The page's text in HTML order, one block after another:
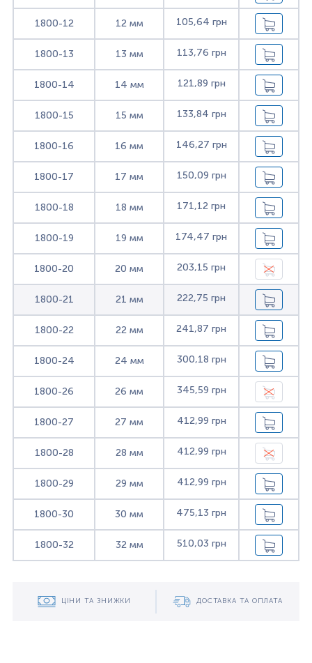
1800-12 12 мм 105,64 грн
1800-13 13 мм 113,76 грн
1800-14 14 мм 121,89 грн
1800-15 15 мм 133,84 грн
1800-16 16 мм 146,27 грн
1800-17 17 мм 150,09 грн
1800-18 18 мм 171,12 грн
1800-19 19 мм 174,47 грн
1800-20 20 мм 203,15 грн
1800-21 21 мм 222,75 грн
1800-22 22 мм 241,87 грн
1800-24 24 мм 300,18 грн
1800-26 26 мм 345,59 грн
1800-27 27 мм 412,99 грн
1800-28 28 мм 412,99 грн
1800-29 29 мм 412,99 грн
1800-30 30 мм 475,13 грн
1800-32 32 мм 510,03 грн
ЦІНИ ТА ЗНИЖКИ ДОСТАВКА ТА ОПЛАТА